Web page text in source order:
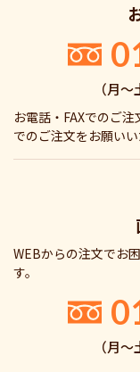
（月
お電話・FAXでのご
でのご注文をお願いい
WEBからの注文でお
す。
（月